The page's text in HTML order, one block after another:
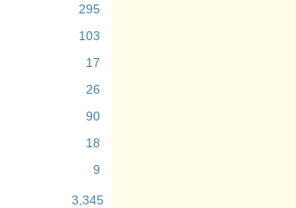
295
103
17
26
90
18
9
3,345